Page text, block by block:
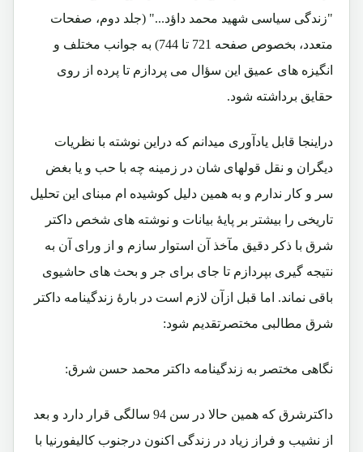
"زندگی سیاسی شهید محمد داؤد..." (جلد دوم، صفحات
متعدد، بخصوص صفحه 721 تا 744) به جوانب مختلف و
انگیزه های عمیق این سؤال می پردازم تا پرده از روی
حقایق برداشته شود.
دراینجا قابل یادآوری میدانم که دراین نوشته با نظریات
دیگران و نقل قولهای شان در زمینه چه با حب و یا بغض
سر و کار ندارم و به همین دلیل کوشیده ام مبنای این تحلیل
تاریخی را بیشتر بر پایۀ بیانات و نوشته های شخص داکتر
شرق با ذکر دقیق مآخذ آن استوار سازم و از ورای آن به
نتیجه گیری بپردازم تا جای برای جر و بحث های حاشیوی
باقی نماند. اما قبل ازآن لازم است در بارۀ زندگینامه داکتر
شرق مطالبی مختصرتقدیم شود:
نگاهی مختصر به زندگینامه داکتر محمد حسن شرق:
داکترشرق که همین حالا در سن 94 سالگی قرار دارد و بعد
از نشیب و فراز زیاد در زندگی اکنون درجنوب کالیفورنیا با